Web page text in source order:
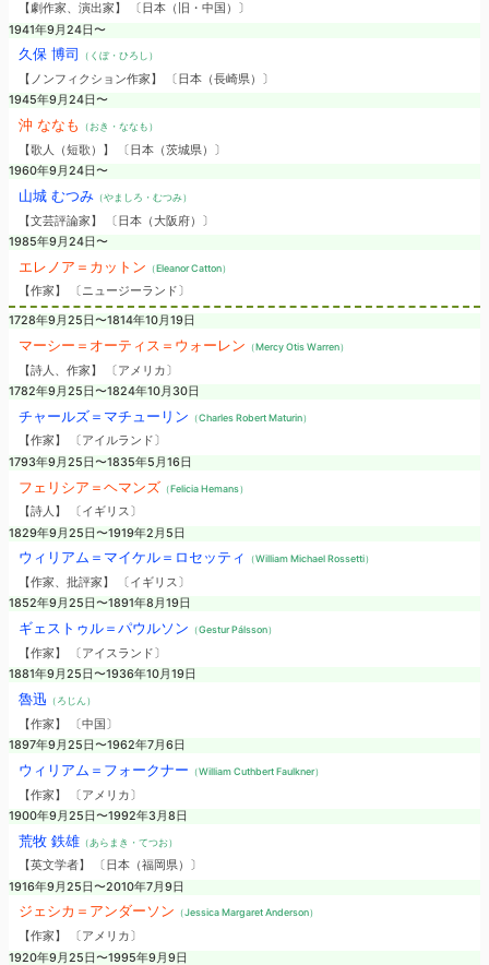
【劇作家、演出家】 〔日本（旧・中国）〕
1941年9月24日〜
久保 博司 （くぼ・ひろし）
【ノンフィクション作家】 〔日本（長崎県）〕
1945年9月24日〜
沖 ななも （おき・ななも）
【歌人（短歌）】 〔日本（茨城県）〕
1960年9月24日〜
山城 むつみ（やましろ・むつみ）
【文芸評論家】 〔日本（大阪府）〕
1985年9月24日〜
エレノア＝カットン （Eleanor Catton）
【作家】 〔ニュージーランド〕
1728年9月25日〜1814年10月19日
マーシー＝オーティス＝ウォーレン （Mercy Otis Warren）
【詩人、作家】 〔アメリカ〕
1782年9月25日〜1824年10月30日
チャールズ＝マチューリン （Charles Robert Maturin）
【作家】 〔アイルランド〕
1793年9月25日〜1835年5月16日
フェリシア＝ヘマンズ （Felicia Hemans）
【詩人】 〔イギリス〕
1829年9月25日〜1919年2月5日
ウィリアム＝マイケル＝ロセッティ （William Michael Rossetti）
【作家、批評家】 〔イギリス〕
1852年9月25日〜1891年8月19日
ギェストゥル＝パウルソン （Gestur Pálsson）
【作家】 〔アイスランド〕
1881年9月25日〜1936年10月19日
魯迅 （ろじん）
【作家】 〔中国〕
1897年9月25日〜1962年7月6日
ウィリアム＝フォークナー （William Cuthbert Faulkner）
【作家】 〔アメリカ〕
1900年9月25日〜1992年3月8日
荒牧 鉄雄（あらまき・てつお）
【英文学者】 〔日本（福岡県）〕
1916年9月25日〜2010年7月9日
ジェシカ＝アンダーソン （Jessica Margaret Anderson）
【作家】 〔アメリカ〕
1920年9月25日〜1995年9月9日